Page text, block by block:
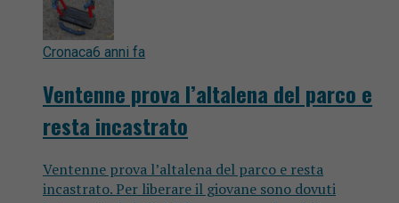
Cronaca6 anni fa
Ventenne prova l’altalena del parco e
resta incastrato
Ventenne prova l’altalena del parco e resta
incastrato. Per liberare il giovane sono dovuti